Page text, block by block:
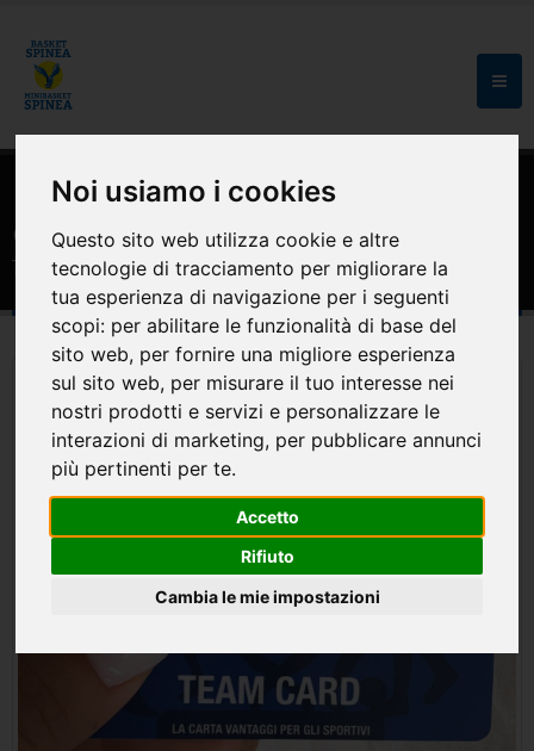
Noi usiamo i cookies
Questo sito web utilizza cookie e altre
tecnologie di tracciamento per migliorare la
tua esperienza di navigazione per i seguenti
scopi: per abilitare le funzionalità di base del
sito web, per fornire una migliore esperienza
sul sito web, per misurare il tuo interesse nei
nostri prodotti e servizi e personalizzare le
interazioni di marketing, per pubblicare annunci
più pertinenti per te.
Accetto
Rifiuto
Cambia le mie impostazioni
HOME MODULISTICA E CONVENZIONI
Convenzione Non Solo Sport sconti
fino al 25 % sugli articoli sportivi